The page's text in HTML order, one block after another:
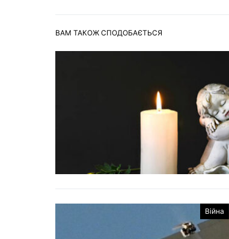
ВАМ ТАКОЖ СПОДОБАЄТЬСЯ
Війна